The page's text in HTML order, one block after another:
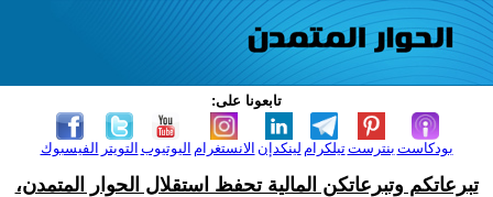
تابعونا على:
الفيسبوك التويتر اليوتيوب الانستغرام لينكدإن تيلكرامبنترست بودكاست
تبرعاتكم وتبرعاتكن المالية تحفظ استقلال الحوار المتمدن،